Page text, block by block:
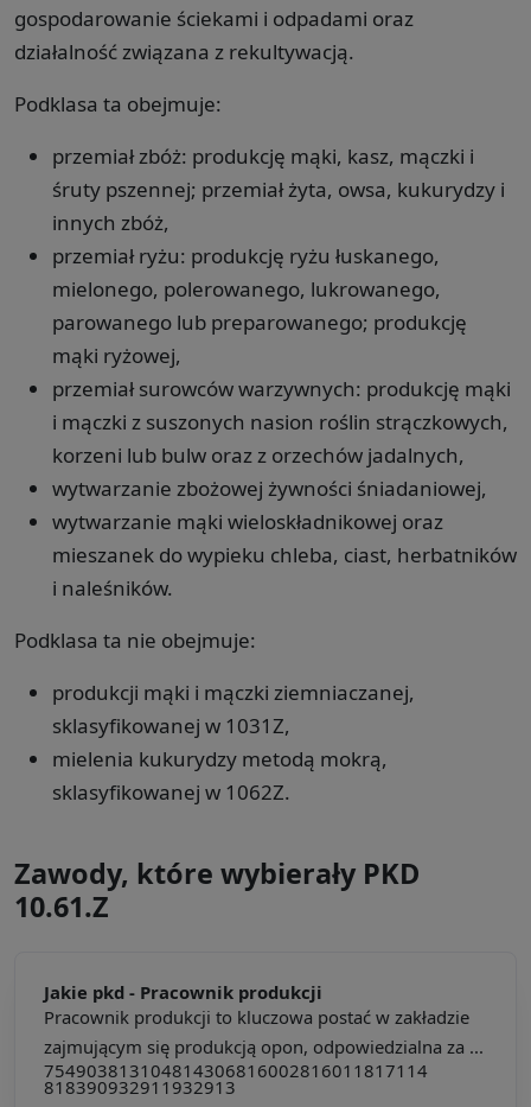
gospodarowanie ściekami i odpadami oraz
działalność związana z rekultywacją.
Podklasa ta obejmuje:
przemiał zbóż: produkcję mąki, kasz, mączki i
śruty pszennej; przemiał żyta, owsa, kukurydzy i
innych zbóż,
przemiał ryżu: produkcję ryżu łuskanego,
mielonego, polerowanego, lukrowanego,
parowanego lub preparowanego; produkcję
mąki ryżowej,
przemiał surowców warzywnych: produkcję mąki
i mączki z suszonych nasion roślin strączkowych,
korzeni lub bulw oraz z orzechów jadalnych,
wytwarzanie zbożowej żywności śniadaniowej,
wytwarzanie mąki wieloskładnikowej oraz
mieszanek do wypieku chleba, ciast, herbatników
i naleśników.
Podklasa ta nie obejmuje:
produkcji mąki i mączki ziemniaczanej,
sklasyfikowanej w 1031Z,
mielenia kukurydzy metodą mokrą,
sklasyfikowanej w 1062Z.
Zawody, które wybierały PKD
10.61.Z
Jakie pkd - Pracownik produkcji
Pracownik produkcji to kluczowa postać w zakładzie
zajmującym się produkcją opon, odpowiedzialna za ...
754903813104814306816002816011817114
818390932911 932913